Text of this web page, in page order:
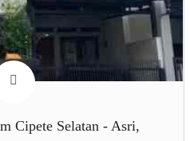
Cipete Selatan - Asri,